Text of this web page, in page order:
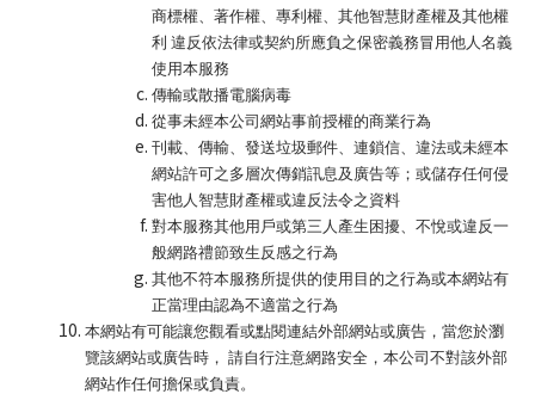
商標權、著作權、專利權、其他智慧財產權及其他權
利 違反依法律或契約所應負之保密義務冒用他人名義
使用本服務
傳輸或散播電腦病毒
從事未經本公司網站事前授權的商業行為
刊載、傳輸、發送垃圾郵件、連鎖信、違法或未經本
網站許可之多層次傳銷訊息及廣告等；或儲存任何侵
害他人智慧財產權或違反法令之資料
對本服務其他用戶或第三人產生困擾、不悅或違反一
般網路禮節致生反感之行為
其他不符本服務所提供的使用目的之行為或本網站有
正當理由認為不適當之行為
本網站有可能讓您觀看或點閱連結外部網站或廣告，當您於瀏
覽該網站或廣告時， 請自行注意網路安全，本公司不對該外部
網站作任何擔保或負責。